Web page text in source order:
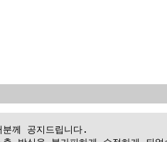
께 공지드립니다.